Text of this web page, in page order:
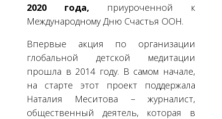
2020 года, приуроченной к
Международному Дню Счастья ООН.
Впервые акция по организации
глобальной детской медитации
прошла в 2014 году. В самом начале,
на старте этот проект поддержала
Наталия Меситова – журналист,
общественный деятель, которая в